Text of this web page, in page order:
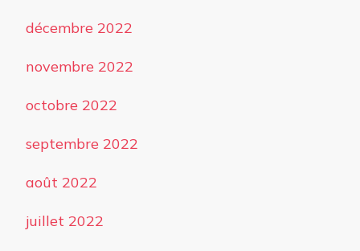
décembre 2022
novembre 2022
octobre 2022
septembre 2022
août 2022
juillet 2022